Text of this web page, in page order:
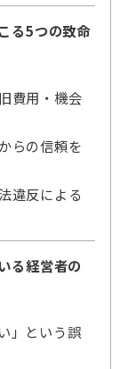
る5つの致命
費用・機会
らの信頼を
違反による
る経営者の
」という誤